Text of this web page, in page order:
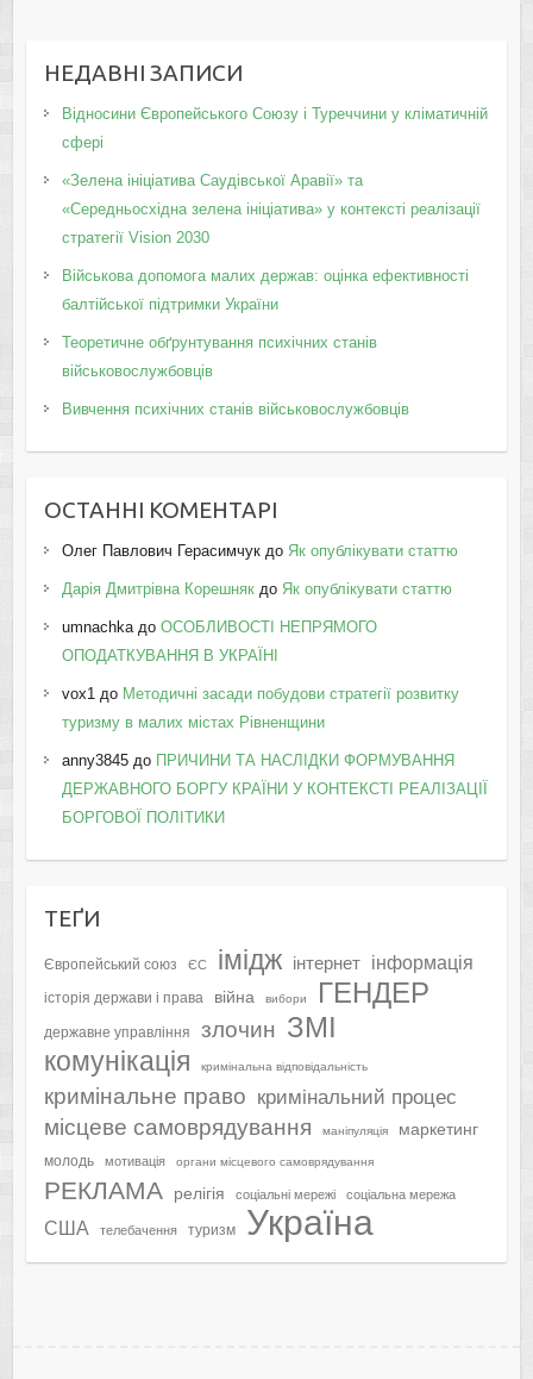
НЕДАВНІ ЗАПИСИ
Відносини Європейського Союзу і Туреччини у кліматичній
сфері
«Зелена ініціатива Саудівської Аравії» та
«Середньосхідна зелена ініціатива» у контексті реалізації
стратегії Vision 2030
Військова допомога малих держав: оцінка ефективності
балтійської підтримки України
Теоретичне обґрунтування психічних станів
військовослужбовців
Вивчення психічних станів військовослужбовців
ОСТАННІ КОМЕНТАРІ
Олег Павлович Герасимчукдо Як опублікувати статтю
Дарія Дмитрівна Корешнякдо Як опублікувати статтю
umnachkaдо ОСОБЛИВОСТІ НЕПРЯМОГО
ОПОДАТКУВАННЯ В УКРАЇНІ
vox1до Методичні засади побудови стратегії розвитку
туризму в малих містах Рівненщини
anny3845до ПРИЧИНИ ТА НАСЛІДКИ ФОРМУВАННЯ
ДЕРЖАВНОГО БОРГУ КРАЇНИ У КОНТЕКСТІ РЕАЛІЗАЦІЇ
БОРГОВОЇ ПОЛІТИКИ
ТЕҐИ
Європейський союз ЄС імідж інтернет інформація
історія держави і права війна вибори ГЕНДЕР
державне управління злочин ЗМІ
комунікація кримінальна відповідальність
кримінальне право кримінальний процес
місцеве самоврядування маніпуляція маркетинг
молодь мотивація органи місцевого самоврядування
РЕКЛАМА релігія соціальні мережі соціальна мережа
США телебачення туризм Україна